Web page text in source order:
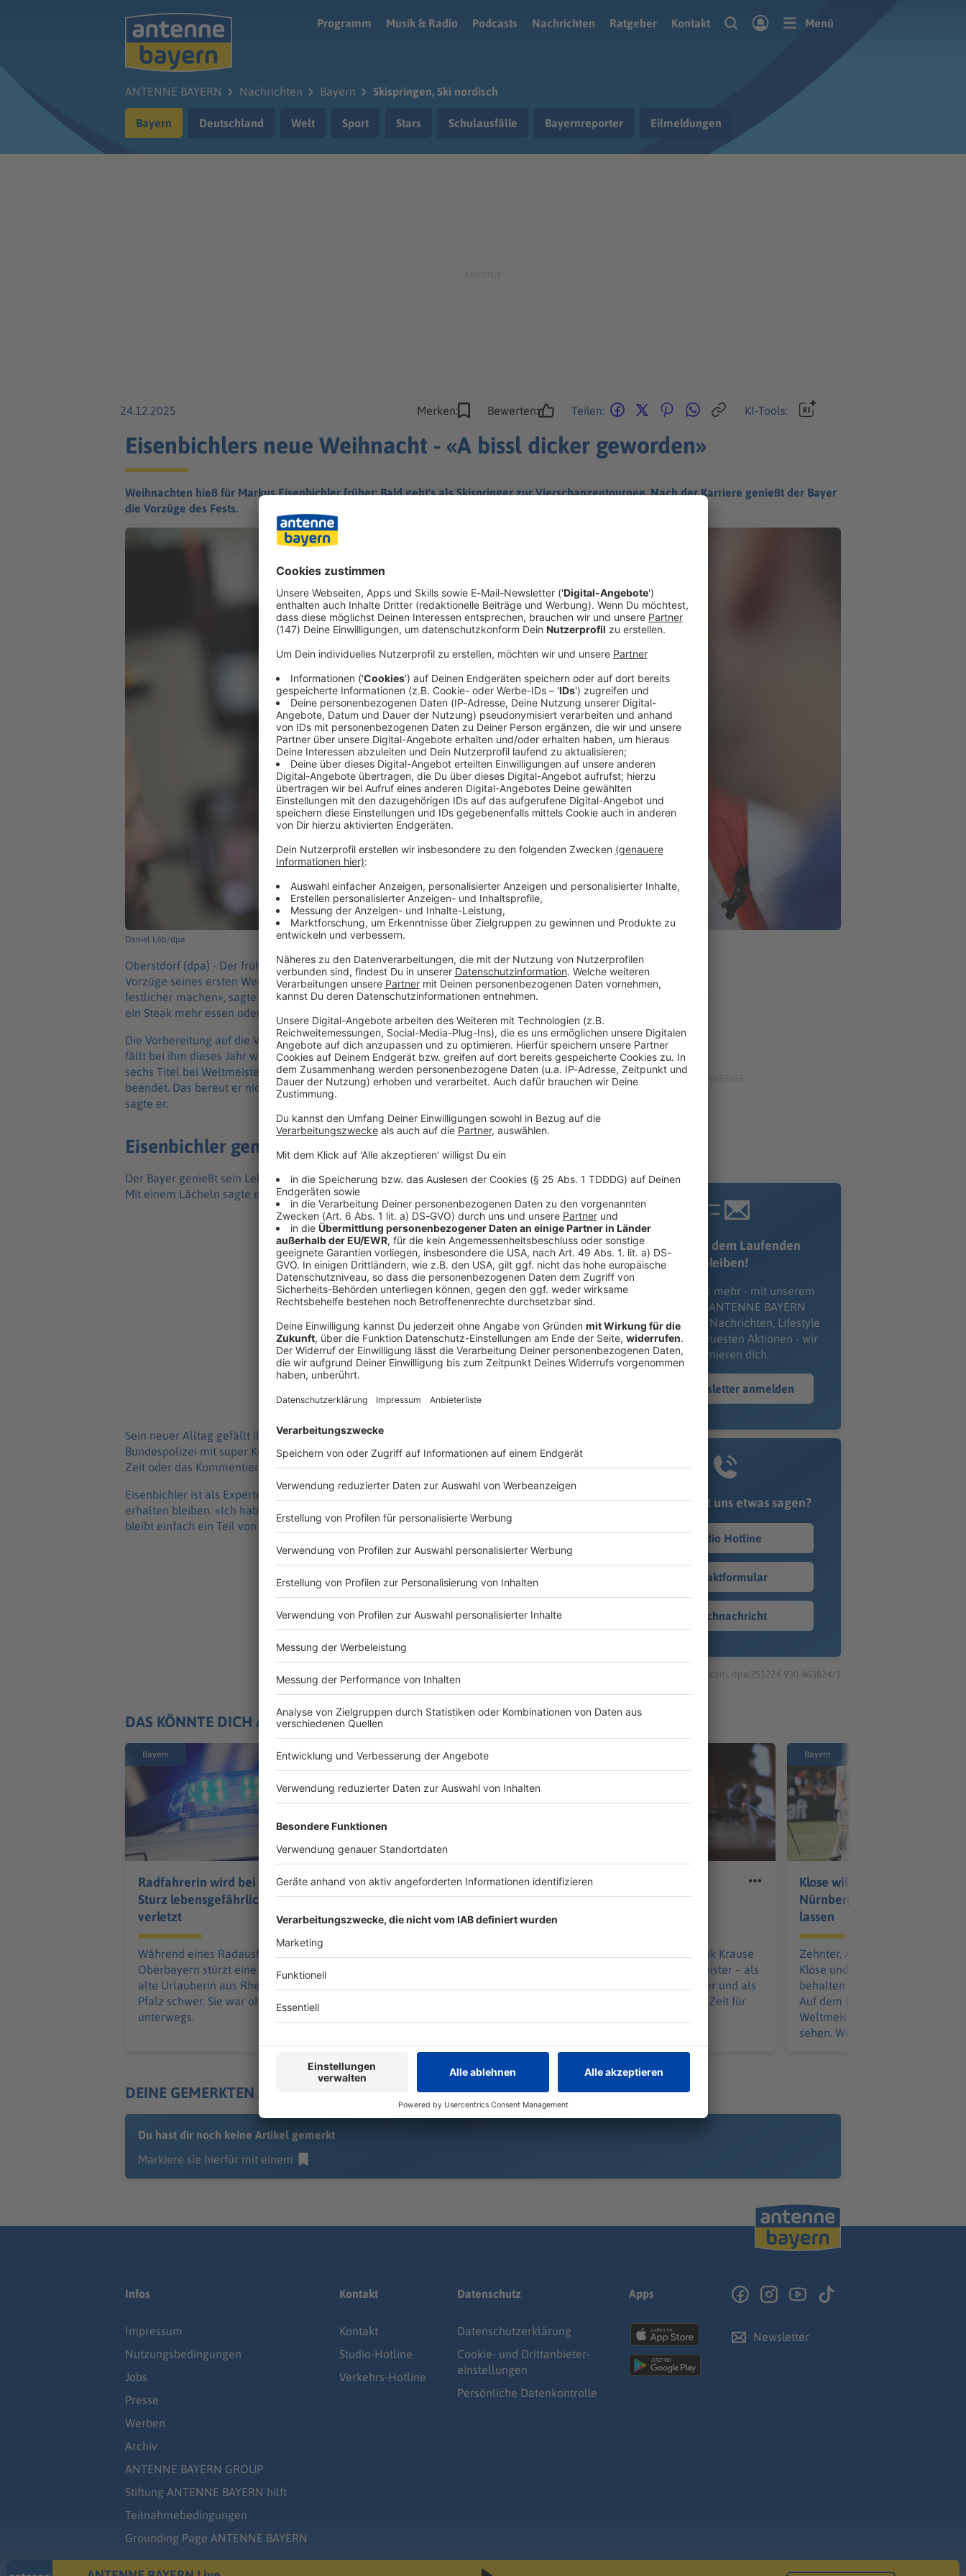
Programm
Musik & Radio Podcasts Nachrichten Ratgeber Kontakt Menü
ANTENNE BAYERN Nachrichten Bayern Skispringen, Ski nordisch
Bayern Deutschland Welt Sport Stars Schulausfälle Bayernreporter Eilmeldungen
24.12.2025 Merken: Bewerten: Teilen: KI-Tools:
Eisenbichlers neue Weihnacht - «A bissl dicker geworden»
Weihnachten hieß für Markus Eisenbichler früher: Bald geht's als Skispringer zur Vierschanzentournee. Nach der Karriere genießt der Bayer
die Vorzüge des Fests.
Daniel Löb/dpa
Oberstdorf (dpa) - Der frühere Top-Skispringer Markus Eisenbichler freut sich auf die
Vorzüge seines ersten Weihnachtsfests nach der Karriere. «Man kann es ein bisschen
festlicher machen», sagte der 34-Jährige in einer Eurosport-Medienrunde. «Man kann mal
ein Steak mehr essen oder ein Bier mehr trinken.»
Die Vorbereitung auf die Vierschanzentournee, die am 29. Dezember in Oberstdorf beginnt,
fällt bei ihm dieses Jahr weg. Eisenbichler, der in seiner langen Karriere unter anderem
sechs Titel bei Weltmeisterschaften feierte, hat seine Laufbahn im vergangenen Frühjahr
beendet. Das bereut er nicht. «Fehlen tut es mir nicht, dass ich selber nochmal springe»,
sagte er.
Eisenbichler genießt freie Wochenenden
Der Bayer genießt sein Leben nach dem Leistungssport. Er sei nun entspannter, erzählte er.
Mit einem Lächeln sagte er zudem: «Ich bin a bissl dicker geworden.»
Sein neuer Alltag gefällt ihm. «Ich habe einen wirklich sehr schönen Job bei der
Bundespolizei mit super Kollegen», sagte er. «Am Wochenende genieße ich einfach die freie
Zeit oder das Kommentieren.»
Eisenbichler ist als Experte für Eurosport tätig und möchte dem Skispringen auch in Zukunft
erhalten bleiben. «Ich habe das so lange gemacht und so viel Herzblut reingesteckt. Das
bleibt einfach ein Teil von einem.»
Immer auf dem Laufenden
bleiben!
Verpass' nichts mehr - mit unserem
kostenlosen ANTENNE BAYERN
Newsletter. Ob Nachrichten, Lifestyle
oder unsere neuesten Aktionen - wir
informieren dich.
Zum Newsletter anmelden
Du möchtest uns etwas sagen?
Studio Hotline
Kontaktformular
Sprachnachricht
© dpa-infocom, dpa:251224-930-463824/1
DAS KÖNNTE DICH AUCH INTERESSIEREN
Bayern
Radfahrerin wird bei
Sturz lebensgefährlich
verletzt
Während eines Radausfluges in
Oberbayern stürzt eine 68 Jahre
alte Urlauberin aus Rheinland-
Pfalz schwer. Sie war ohne Helm
unterwegs.
Bayern
Trike-Fahrer stirbt bei
Kollision – Enkel schwer
verletzt
100 Tage Krause: Was
Münchens OB bislang
Seit dem 1. Mai ist Dominik Krause
Münchner Oberbürgermeister – als
zweitjüngster Amtsinhaber und als
erster Grüner überhaupt. Zeit für
Bayern
Klose will's beim 1. FC
Nürnberg scheppern
lassen
Zehnter, Achter - und nun?
Klose und sein 1. FC Nürnberg
behalten ihr Tabellenziel für
Auf dem Rasen will der
Weltmeister von 2014 aber
sehen. Wohin kann das führen?
DEINE GEMERKTEN ARTIKEL
Du hast dir noch keine Artikel gemerkt
Markiere sie hierfür mit einem
Infos
Impressum
Nutzungsbedingungen
Jobs
Presse
Werben
Archiv
ANTENNE BAYERN GROUP
Stiftung ANTENNE BAYERN hilft
Teilnahmebedingungen
Grounding Page ANTENNE BAYERN
Kontakt
Kontakt
Studio-Hotline
Verkehrs-Hotline
Datenschutz
Datenschutz­erklärung
Cookie- und Drittanbieter-
einstellungen
Persönliche Datenkontrolle
Apps
Newsletter